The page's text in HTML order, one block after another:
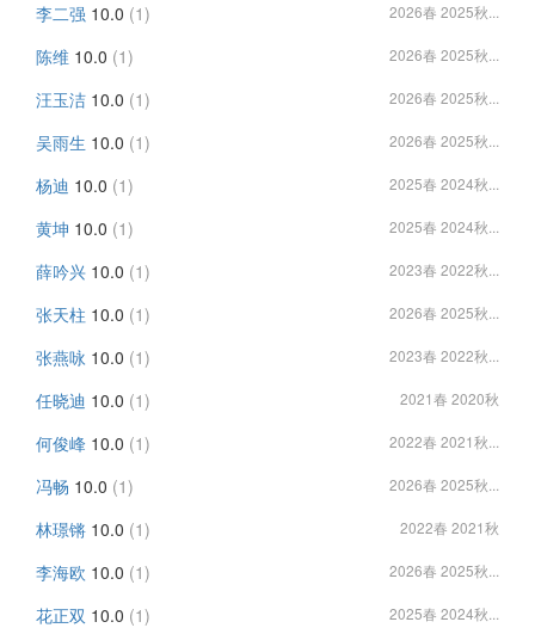
李二强 10.0 (1) 2026春 2025秋...
陈维 10.0 (1) 2026春 2025秋...
汪玉洁 10.0 (1) 2026春 2025秋...
吴雨生 10.0 (1) 2026春 2025秋...
杨迪 10.0 (1) 2025春 2024秋...
黄坤 10.0 (1) 2025春 2024秋...
薛吟兴 10.0 (1) 2023春 2022秋...
张天柱 10.0 (1) 2026春 2025秋...
张燕咏 10.0 (1) 2023春 2022秋...
任晓迪 10.0 (1) 2021春 2020秋
何俊峰 10.0 (1) 2022春 2021秋...
冯畅 10.0 (1) 2026春 2025秋...
林璟锵 10.0 (1) 2022春 2021秋
李海欧 10.0 (1) 2026春 2025秋...
花正双 10.0 (1) 2025春 2024秋...